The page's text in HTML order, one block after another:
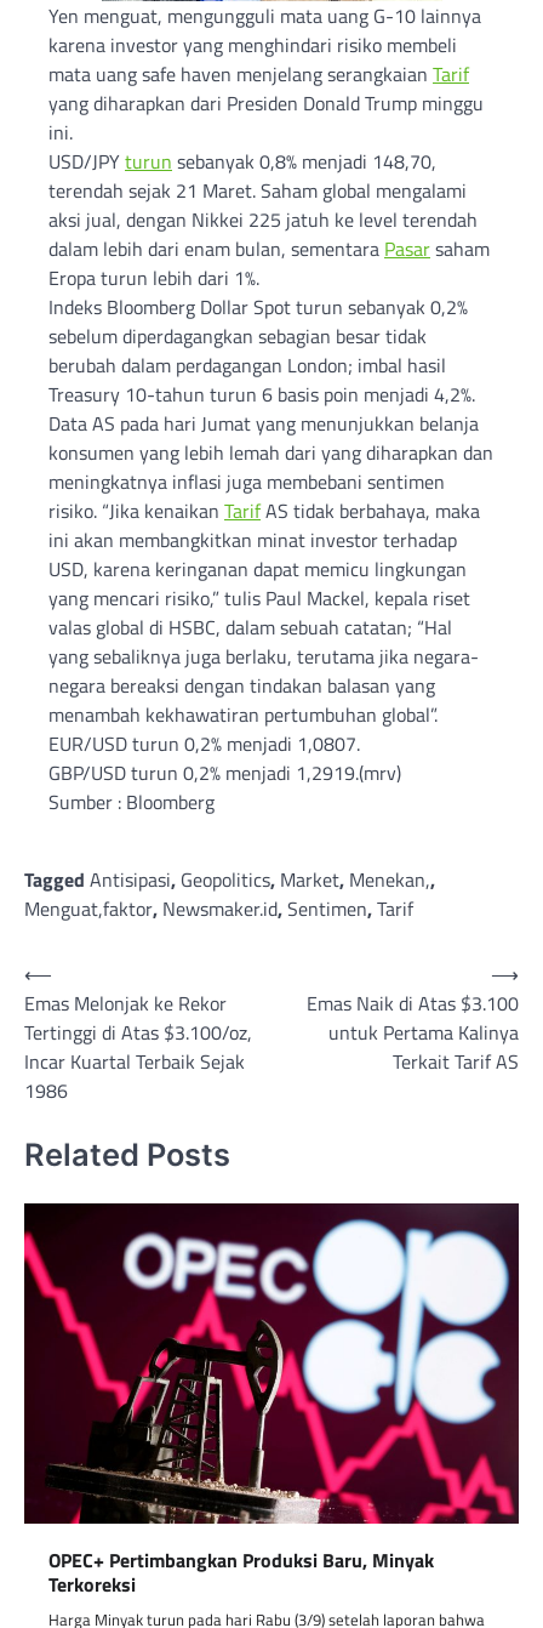
Yen menguat, mengungguli mata uang G-10 lainnya
karena investor yang menghindari risiko membeli
mata uang safe haven menjelang serangkaian Tarif
yang diharapkan dari Presiden Donald Trump minggu
ini.
USD/JPYturun sebanyak 0,8% menjadi 148,70,
terendah sejak 21 Maret. Saham global mengalami
aksi jual, dengan Nikkei 225 jatuh ke level terendah
dalam lebih dari enam bulan, sementara Pasarsaham
Eropa turun lebih dari 1%.
Indeks Bloomberg Dollar Spot turun sebanyak 0,2%
sebelum diperdagangkan sebagian besar tidak
berubah dalam perdagangan London; imbal hasil
Treasury 10-tahun turun 6 basis poin menjadi 4,2%.
Data AS pada hari Jumat yang menunjukkan belanja
konsumen yang lebih lemah dari yang diharapkan dan
meningkatnya inflasi juga membebani sentimen
risiko. “Jika kenaikan TarifAS tidak berbahaya, maka
ini akan membangkitkan minat investor terhadap
USD, karena keringanan dapat memicu lingkungan
yang mencari risiko,” tulis Paul Mackel, kepala riset
valas global di HSBC, dalam sebuah catatan; “Hal
yang sebaliknya juga berlaku, terutama jika negara-
negara bereaksi dengan tindakan balasan yang
menambah kekhawatiran pertumbuhan global”.
EUR/USD turun 0,2% menjadi 1,0807.
GBP/USD turun 0,2% menjadi 1,2919.(mrv)
Sumber : Bloomberg
Tagged Antisipasi, Geopolitics, Market, Menekan,,
Menguat,faktor, Newsmaker.id,Sentimen,Tarif
Post
navigation
⟵
Emas Melonjak ke Rekor
Tertinggi di Atas $3.100/oz,
Incar Kuartal Terbaik Sejak
1986
Emas Naik di Atas $3.100
untuk Pertama Kalinya
Terkait Tarif AS
⟶
Related Posts
OPEC+ Pertimbangkan Produksi Baru, Minyak
Terkoreksi
Harga Minyak turun pada hari Rabu (3/9) setelah laporan bahwa